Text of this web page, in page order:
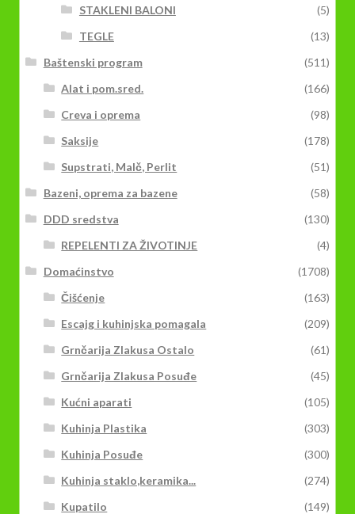
STAKLENI BALONI
(5)
TEGLE
(13)
Baštenski program
(511)
Alat i pom.sred.
(166)
Creva i oprema
(98)
Saksije
(178)
Supstrati, Malč, Perlit
(51)
Bazeni, oprema za bazene
(58)
DDD sredstva
(130)
REPELENTI ZA ŽIVOTINJE
(4)
Domaćinstvo
(1708)
Čišćenje
(163)
Escajg i kuhinjska pomagala
(209)
Grnčarija Zlakusa Ostalo
(61)
Grnčarija Zlakusa Posuđe
(45)
Kućni aparati
(105)
Kuhinja Plastika
(303)
Kuhinja Posuđe
(300)
Kuhinja staklo,keramika...
(274)
Kupatilo
(149)